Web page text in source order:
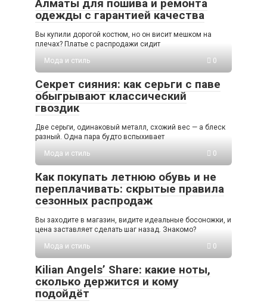
Алматы для пошива и ремонта
одежды с гарантией качества
Вы купили дорогой костюм, но он висит мешком на
плечах? Платье с распродажи сидит
Мода и стиль
0
Секрет сияния: как серьги с паве
обыгрывают классический
гвоздик
Две серьги, одинаковый металл, схожий вес — а блеск
разный. Одна пара будто вспыхивает
Мода и стиль
0
Как покупать летнюю обувь и не
переплачивать: скрытые правила
сезонных распродаж
Вы заходите в магазин, видите идеальные босоножки, и
цена заставляет сделать шаг назад. Знакомо?
Мода и стиль
0
Kilian Angels’ Share: какие ноты,
сколько держится и кому
подойдёт